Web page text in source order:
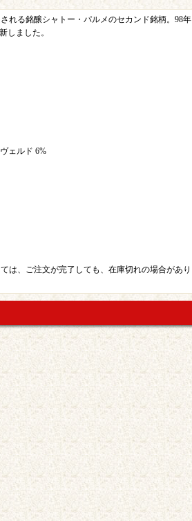
れる銘醸シャトー・パルメのセカンド銘柄。98年
しました。
ェルド 6%
は、ご注文が完了しても、在庫切れの場合があり